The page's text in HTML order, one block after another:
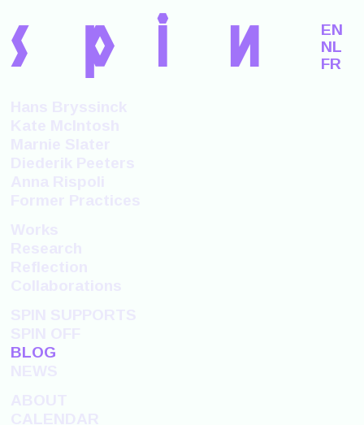
s p i n
BLOG
EN
NL
FR